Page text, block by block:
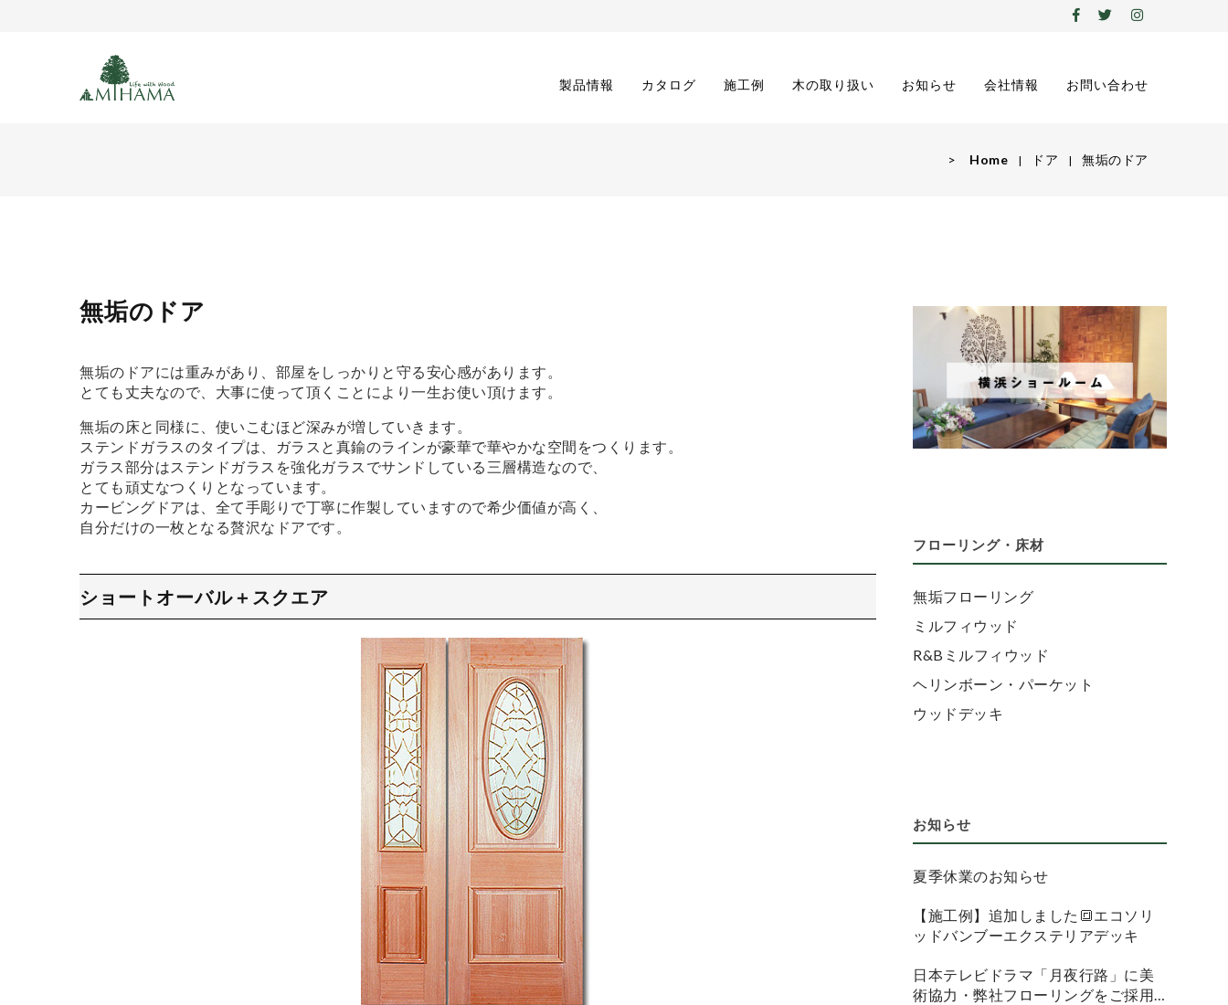
製品情報 カタログ 施工例 木の取り扱い お知らせ 会社情報 お問い合わせ
> Home ドア 無垢のドア
無垢のドア
無垢のドアには重みがあり、部屋をしっかりと守る安心感があります。
とても丈夫なので、大事に使って頂くことにより一生お使い頂けます。
無垢の床と同様に、使いこむほど深みが増していきます。
ステンドガラスのタイプは、ガラスと真鍮のラインが豪華で華やかな空間をつくります。
ガラス部分はステンドガラスを強化ガラスでサンドしている三層構造なので、
とても頑丈なつくりとなっています。
カービングドアは、全て手彫りで丁寧に作製していますので希少価値が高く、
自分だけの一枚となる贅沢なドアです。
ショートオーバル＋スクエア
フローリング・床材
無垢フローリング
ミルフィウッド
R&Bミルフィウッド
ヘリンボーン・パーケット
ウッドデッキ
お知らせ
夏季休業のお知らせ
【施工例】追加しました🔳エコソリ
ッドバンブーエクステリアデッキ
日本テレビドラマ「月夜行路」に美
術協力・弊社フローリングをご採用